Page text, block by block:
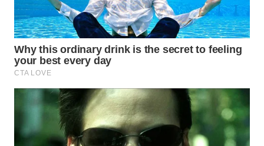
TIMUR
WN
SEMARANG
BOROBUDUR